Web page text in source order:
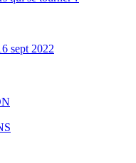
sept 2022